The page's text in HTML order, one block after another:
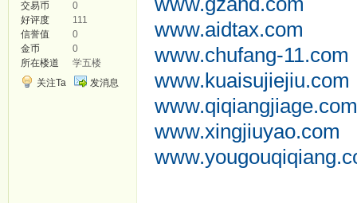
交易币
0
好评度
111
信誉值
0
金币
0
所在楼道
学五楼
关注Ta
发消息
www.aidtax.com
www.chufang-11.com
www.kuaisujiejiu.com
www.qiqiangjiage.com
www.xingjiuyao.com